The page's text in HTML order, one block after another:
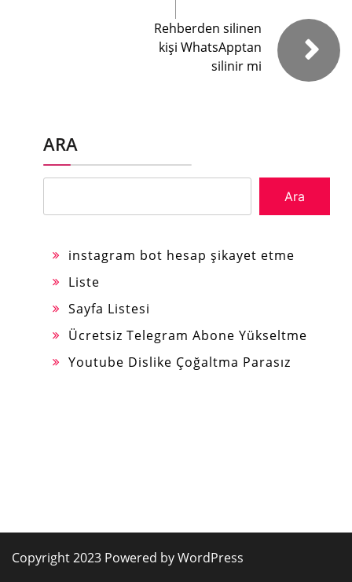
Rehberden silinen
kişi WhatsApptan
silinir mi
ARA
Ara
instagram bot hesap şikayet etme
Liste
Sayfa Listesi
Ücretsiz Telegram Abone Yükseltme
Youtube Dislike Çoğaltma Parasız
Copyright 2023 Powered by WordPress